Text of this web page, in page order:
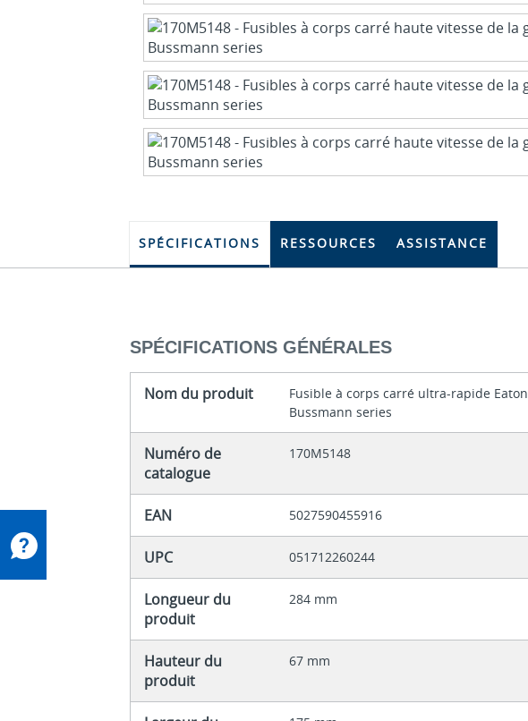
SPÉCIFICATIONS RESSOURCES ASSISTANCE
SPÉCIFICATIONS GÉNÉRALES
Nom du produit
Fusible à corps carré ultra-rapide Eaton
Bussmann series
Numéro de
catalogue
170M5148
EAN 5027590455916
UPC 051712260244
Longueur du
produit
284 mm
Hauteur du
produit
67 mm